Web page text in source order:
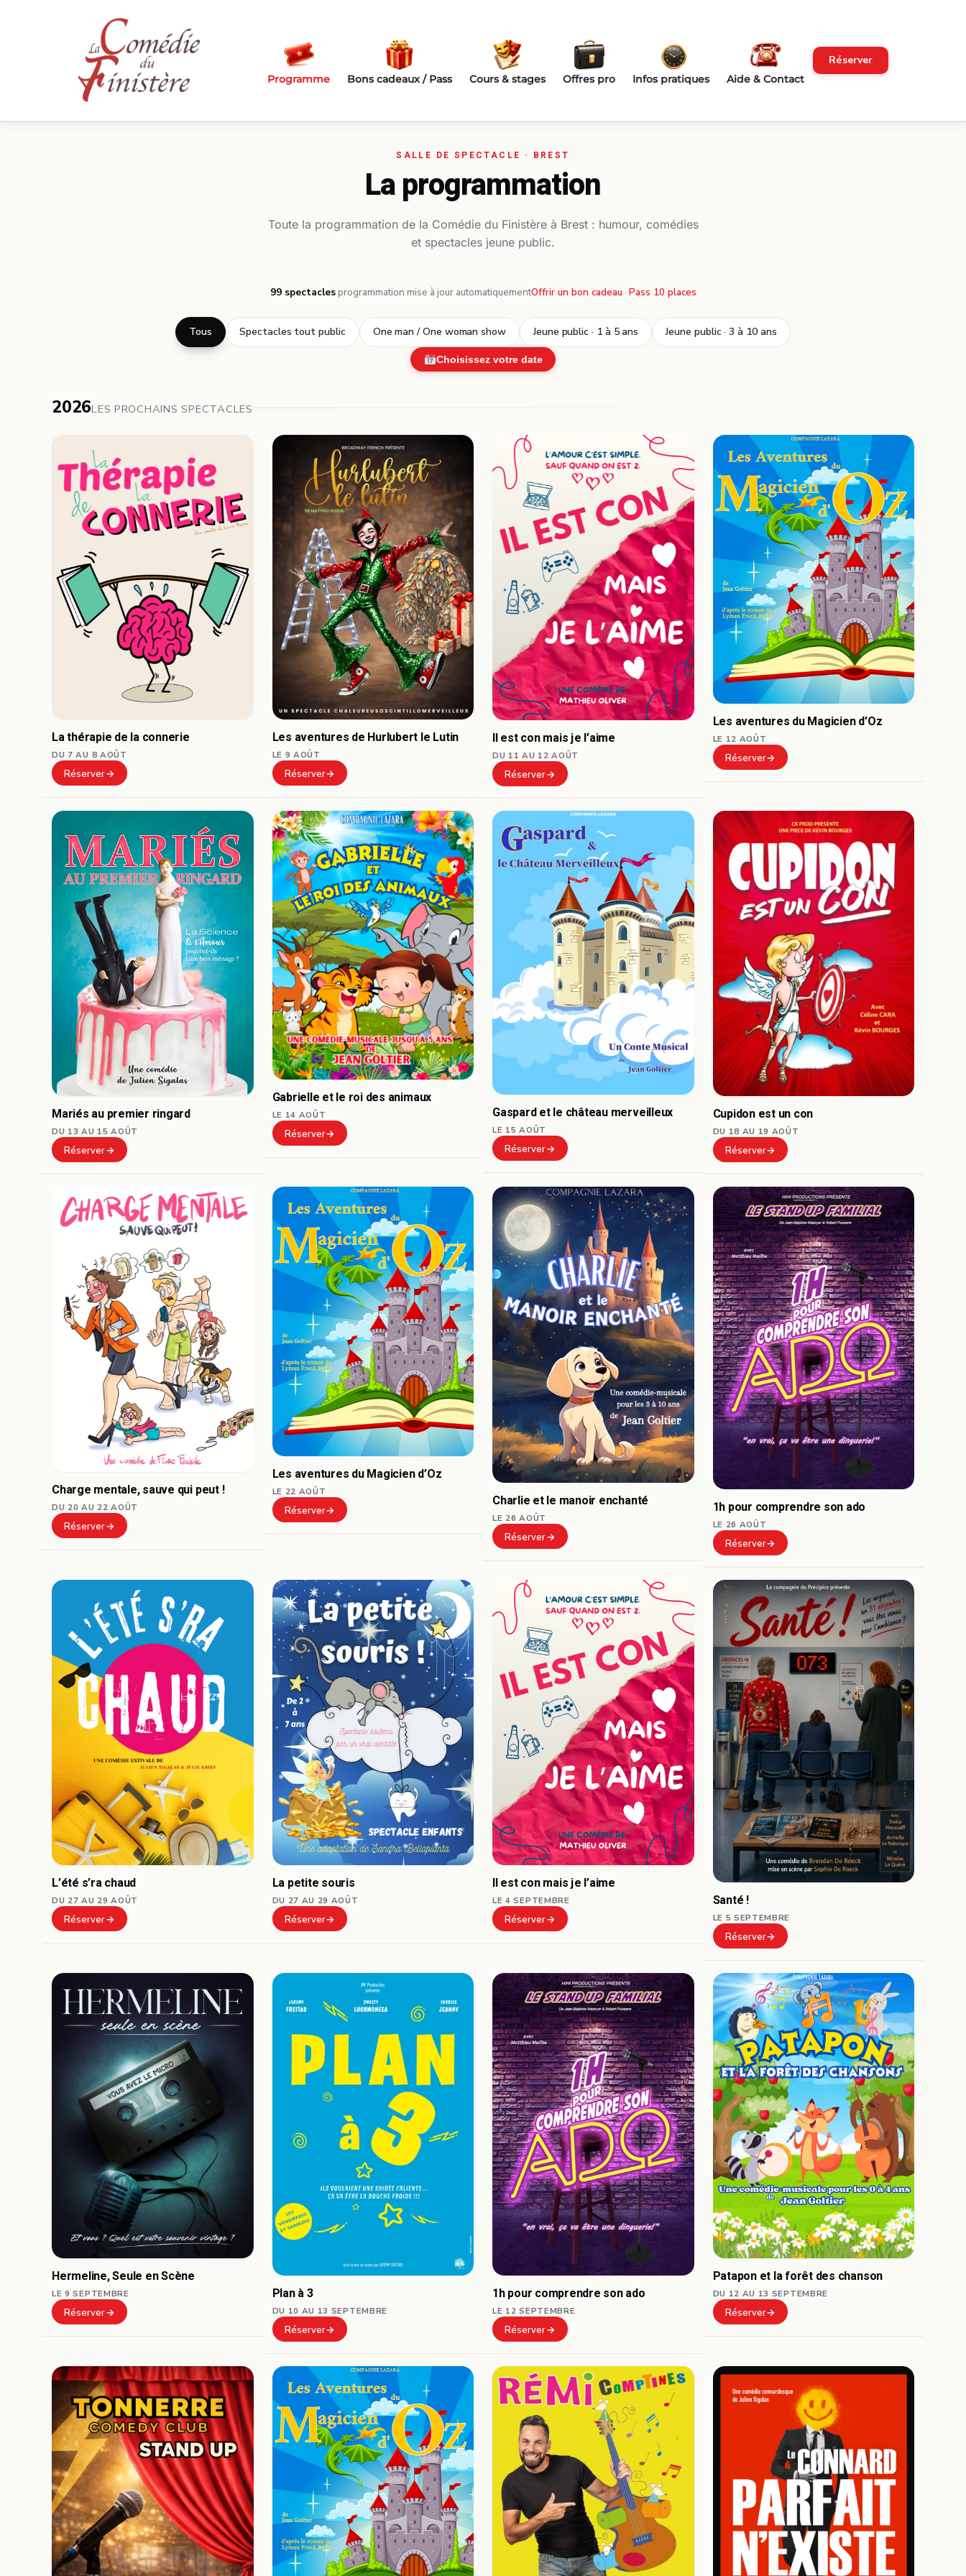
Passer au contenu principal
Programme Bons cadeaux / Pass Cours & stages Offres pro Infos pratiques Aide & Contact
Réserver
La programmation
Toute la programmation de la Comédie du Finistère à Brest : humour, comédies
et spectacles jeune public.
99 spectacles· programmation mise à jour automatiquementOffrir un bon cadeau · Pass 10 places
Tous Spectacles tout public One man / One woman show Jeune public · 1 à 5 ans Jeune public · 3 à 10 ans
Choisissez votre date
2026LES PROCHAINS SPECTACLES
La thérapie de la connerie
DU 7 AU 8 AOÛT
Réserver
Les aventures de Hurlubert le Lutin
LE 9 AOÛT
Réserver
Il est con mais je l’aime
DU 11 AU 12 AOÛT
Réserver
Les aventures du Magicien d’Oz
LE 12 AOÛT
Réserver
Mariés au premier ringard
DU 13 AU 15 AOÛT
Réserver
Gabrielle et le roi des animaux
LE 14 AOÛT
Réserver
Gaspard et le château merveilleux
LE 15 AOÛT
Réserver
Cupidon est un con
DU 18 AU 19 AOÛT
Réserver
Charge mentale, sauve qui peut !
DU 20 AU 22 AOÛT
Réserver
Les aventures du Magicien d’Oz
LE 22 AOÛT
Réserver
Charlie et le manoir enchanté
LE 26 AOÛT
Réserver
1h pour comprendre son ado
LE 26 AOÛT
Réserver
L’été s’ra chaud
DU 27 AU 29 AOÛT
Réserver
La petite souris
DU 27 AU 29 AOÛT
Réserver
Il est con mais je l’aime
LE 4 SEPTEMBRE
Réserver
Santé !
LE 5 SEPTEMBRE
Réserver
Hermeline, Seule en Scène
LE 9 SEPTEMBRE
Réserver
Plan à 3
DU 10 AU 13 SEPTEMBRE
Réserver
1h pour comprendre son ado
LE 12 SEPTEMBRE
Réserver
Patapon et la forêt des chanson
DU 12 AU 13 SEPTEMBRE
Réserver